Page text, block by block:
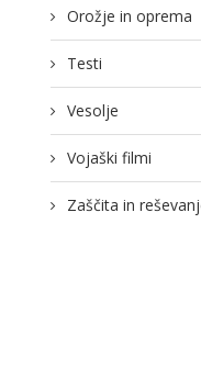
Orožje in oprema
Testi
Vesolje
Vojaški filmi
Zaščita in